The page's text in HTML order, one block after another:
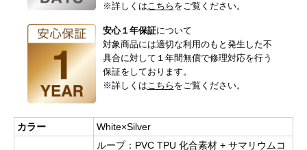
※詳しくはこちら をご覧ください。
安心１年保証について
対象商品には適切な利用のもと発生した不
具合に対して１年間無償で修理対応を行う
保証をしております。
※詳しくはこちら をご覧ください。
カラー White×Silver
ループ：PVC TPU 化合素材 + サマリウムコ